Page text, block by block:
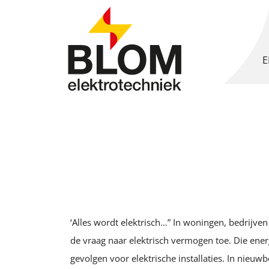
‘Alles wordt elektrisch…” In woningen,
de vraag naar elektrisch vermogen toe. Die
gevolgen voor elektrische installaties. In